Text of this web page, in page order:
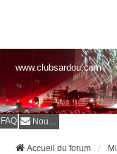
www.clubsardou.com
FAQ Nous contacter
Accueil du forum